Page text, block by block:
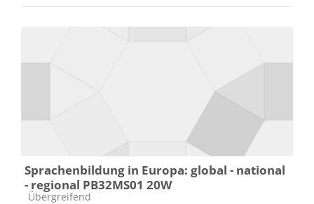
Sprachenbildung in Europa: global - national
- regional PB32MS01 20W
Kursbereich
Übergreifend